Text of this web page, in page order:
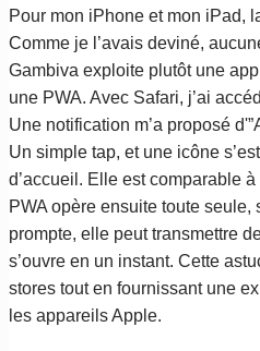
Pour mon iPhone et mon iPad,
Comme je l’avais deviné,
Gambiva exploite plutôt une
une PWA. Avec Safari, j’ai
Une notification m’a proposé
Un simple tap, et une icône
d’accueil. Elle est comparable
PWA opère ensuite toute
prompte, elle peut transmettre
s’ouvre en un instant. Cette
stores tout en fournissant une
les appareils Apple.